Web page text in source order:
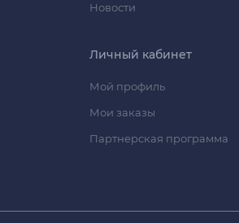
Новости
Личный кабинет
Мой профиль
Мои заказы
Партнерская программа